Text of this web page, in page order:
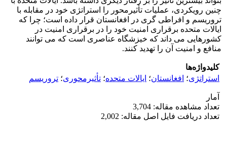
چنین رویکردی، عملیات تأثیرمحور را استراتژی خود در مقابله با
تروریسم و افراطی گری در افغانستان قرار داده است؛ چرا که
ایالات متحده برقراری امنیت خود را در برقراری امنیت در
کشورهایی می داند که خیزشگاه عناصری است که می توانند
منافع و امنیت آن را تهدید کنند.
کلیدواژه‌ها
استراتژی؛ افغانستان؛ ایالات متحده؛ تأثیرمحوری؛ تروریسم
آمار
تعداد مشاهده مقاله: 3,704
تعداد دریافت فایل اصل مقاله: 2,002